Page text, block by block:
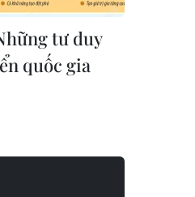
tư duy
quốc gia